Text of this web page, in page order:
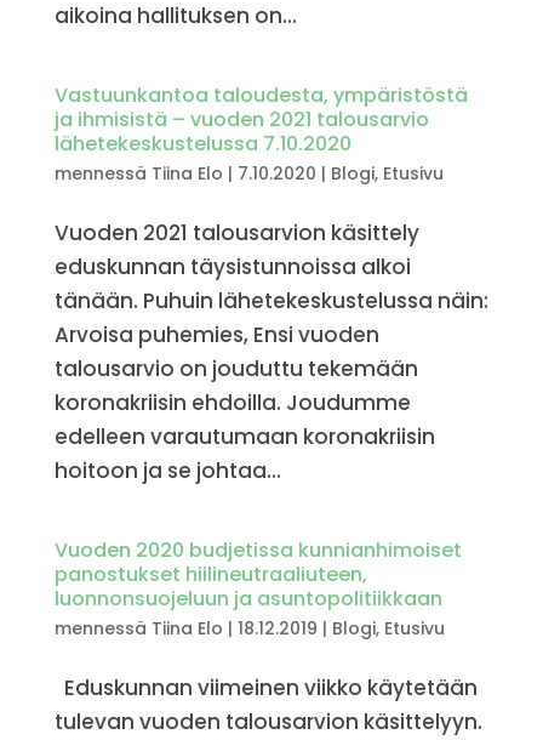
aikoina hallituksen on...
Vastuunkantoa taloudesta, ympäristöstä
ja ihmisistä – vuoden 2021 talousarvio
lähetekeskustelussa 7.10.2020
mennessä Tiina Elo | 7.10.2020 | Blogi, Etusivu
Vuoden 2021 talousarvion käsittely
eduskunnan täysistunnoissa alkoi
tänään. Puhuin lähetekeskustelussa näin:
Arvoisa puhemies, Ensi vuoden
talousarvio on jouduttu tekemään
koronakriisin ehdoilla. Joudumme
edelleen varautumaan koronakriisin
hoitoon ja se johtaa...
Vuoden 2020 budjetissa kunnianhimoiset
panostukset hiilineutraaliuteen,
luonnonsuojeluun ja asuntopolitiikkaan
mennessä Tiina Elo | 18.12.2019 | Blogi, Etusivu
Eduskunnan viimeinen viikko käytetään
tulevan vuoden talousarvion käsittelyyn.